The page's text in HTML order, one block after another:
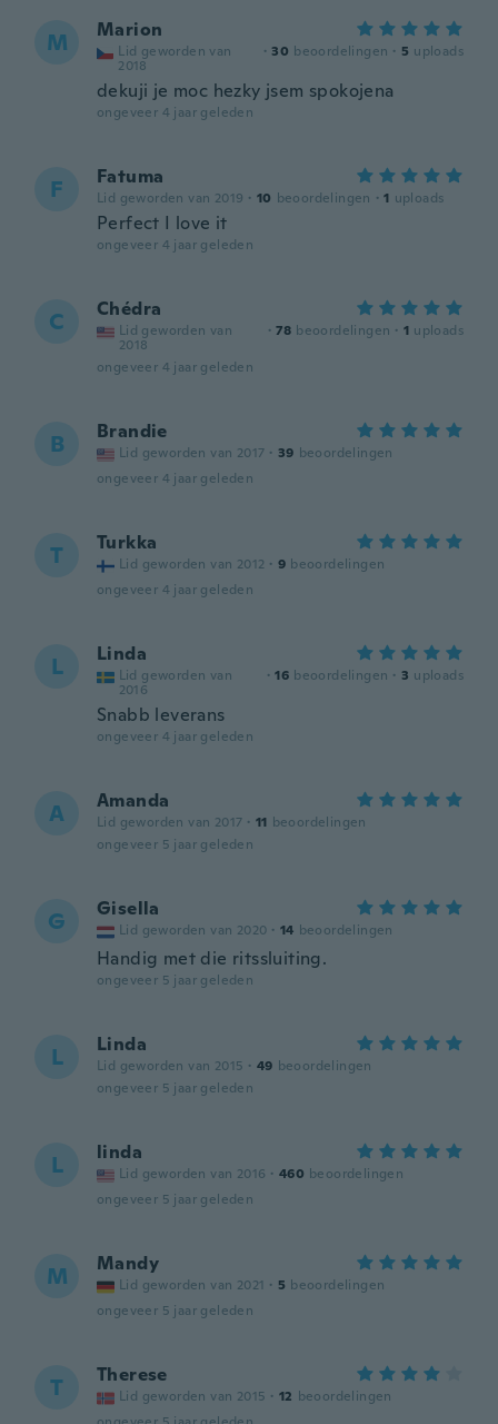
M Marion
Lid geworden van
2018
· 30 beoordelingen · 5 uploads
dekuji je moc hezky jsem spokojena
ongeveer 4 jaar geleden
F Fatuma
Lid geworden van 2019 · 10 beoordelingen · 1 uploads
Perfect I love it
ongeveer 4 jaar geleden
C Chédra
Lid geworden van
2018
· 78 beoordelingen · 1 uploads
ongeveer 4 jaar geleden
B Brandie
Lid geworden van 2017 · 39 beoordelingen
ongeveer 4 jaar geleden
T Turkka
Lid geworden van 2012 · 9 beoordelingen
ongeveer 4 jaar geleden
L Linda
Lid geworden van
2016
· 16 beoordelingen · 3 uploads
Snabb leverans
ongeveer 4 jaar geleden
A Amanda
Lid geworden van 2017 · 11 beoordelingen
ongeveer 5 jaar geleden
G Gisella
Lid geworden van 2020 · 14 beoordelingen
Handig met die ritssluiting.
ongeveer 5 jaar geleden
L Linda
Lid geworden van 2015 · 49 beoordelingen
ongeveer 5 jaar geleden
L linda
Lid geworden van 2016 · 460 beoordelingen
ongeveer 5 jaar geleden
M Mandy
Lid geworden van 2021 · 5 beoordelingen
ongeveer 5 jaar geleden
T Therese
Lid geworden van 2015 · 12 beoordelingen